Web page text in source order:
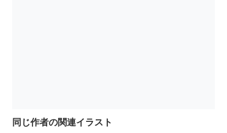
同じ作者の関連イラスト